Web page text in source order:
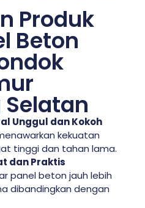
Produk
Beton
Unggul dan Kokoh
kekuatan
tinggi dan tahan lama.
dan Praktis
panel beton jauh lebih
dibandingkan dengan